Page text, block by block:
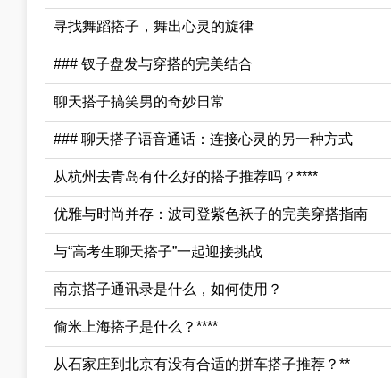
寻找舞蹈搭子，舞出心灵的旋律
### 钗子盘发与穿搭的完美结合
聊天搭子搞笑男的奇妙日常
### 聊天搭子语音通话：连接心灵的另一种方式
从杭州去青岛有什么好的搭子推荐吗？****
优雅与时尚并存：波司登紫色袄子的完美穿搭指南
与“高考生聊天搭子”一起迎接挑战
南京搭子通讯录是什么，如何使用？
偷米上海搭子是什么？****
从石家庄到北京有没有合适的拼车搭子推荐？**